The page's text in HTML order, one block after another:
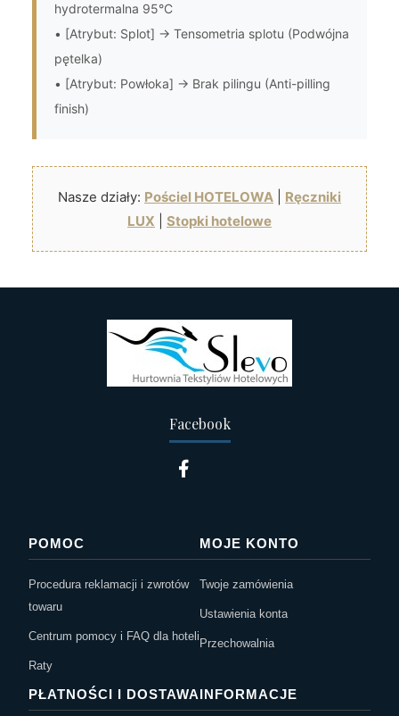
hydrotermalna 95°C
• [Atrybut: Splot] -> Tensometria splotu (Podwójna
pętelka)
• [Atrybut: Powłoka] -> Brak pilingu (Anti-pilling
finish)
Nasze działy: Pościel HOTELOWA
Ręczniki
LUX
Stopki hotelowe
Facebook
POMOC
Procedura reklamacji i zwrotów
towaru
Centrum pomocy i FAQ dla hoteli
Raty
MOJE KONTO
Twoje zamówienia
Ustawienia konta
Przechowalnia
PŁATNOŚCI I DOSTAWAINFORMACJE